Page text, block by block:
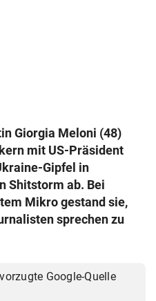
Giorgia Meloni (48)
mit US-Präsident
Gipfel in
Shitstorm ab. Bei
Mikro gestand sie,
sprechen zu
Google-Quelle